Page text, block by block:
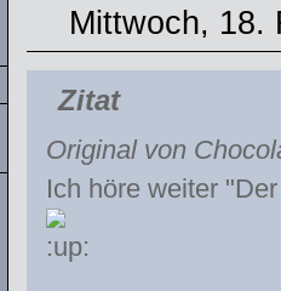
Mittwoch, 18.
Zitat
Original von
Ich höre weiter